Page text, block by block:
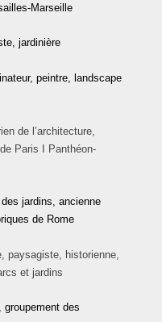
Marseille
jardinière
peintre, landscape
de l’architecture,
Paris I Panthéon-
jardins, ancienne
de Rome
paysagiste, historienne,
et jardins
groupement des